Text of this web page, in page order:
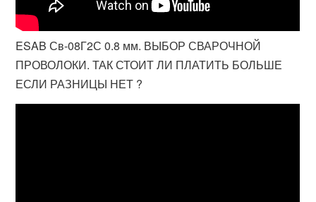
ESAB Св-08Г2С 0.8 мм. ВЫБОР СВАРОЧНОЙ
ПРОВОЛОКИ. ТАК СТОИТ ЛИ ПЛАТИТЬ БОЛЬШЕ
ЕСЛИ РАЗНИЦЫ НЕТ ?